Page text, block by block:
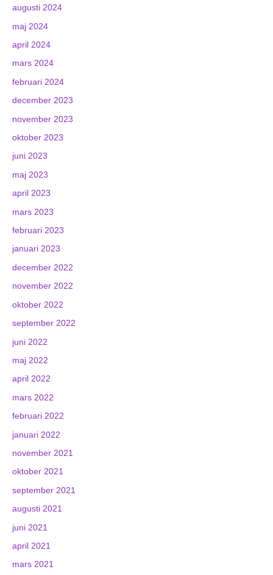
augusti 2024
maj 2024
april 2024
mars 2024
februari 2024
december 2023
november 2023
oktober 2023
juni 2023
maj 2023
april 2023
mars 2023
februari 2023
januari 2023
december 2022
november 2022
oktober 2022
september 2022
juni 2022
maj 2022
april 2022
mars 2022
februari 2022
januari 2022
november 2021
oktober 2021
september 2021
augusti 2021
juni 2021
april 2021
mars 2021